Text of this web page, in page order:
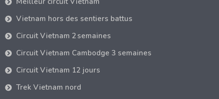
Vietnam hors des sentiers battus
Circuit Vietnam 2 semaines
Circuit Vietnam Cambodge 3 semaines
Circuit Vietnam 12 jours
Trek Vietnam nord